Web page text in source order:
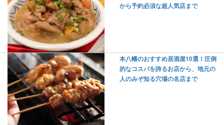
から予約必須な超人気店まで
本八幡のおすすめ居酒屋10選！圧倒
的なコスパを誇るお店から、地元の
人のみぞ知る穴場の名店まで